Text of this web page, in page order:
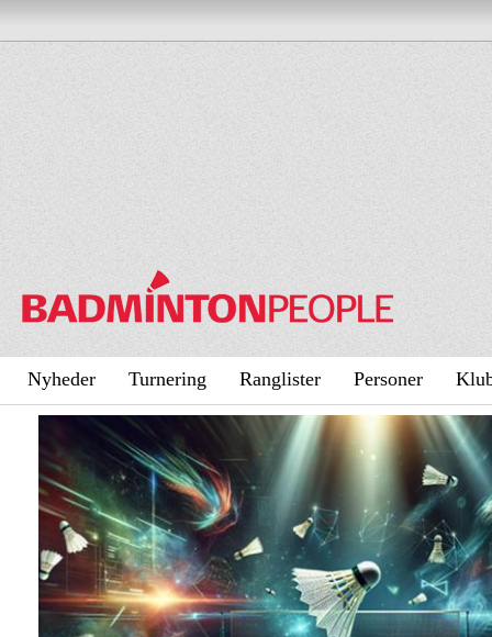
Nyheder Turnering Ranglister Personer